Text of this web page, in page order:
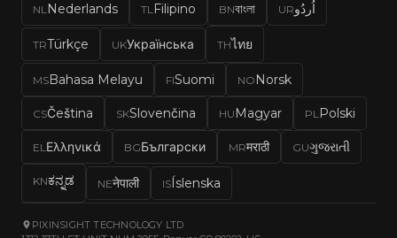
NLNederlands TLFilipino BNবাংলা URاُردُو
TRTürkçe UKУкраїнська THไทย
MSBahasa Melayu FISuomi NO Norsk
CSČeština SKSlovenčina HU Magyar PLPolski
ELΕλληνικά BGБългарски MRमराठी GUગુજરાતી
KNಕನ್ನಡ NEनेपाली ISÍslenska
PIXINSIGHT TECHNOLOGY LTD